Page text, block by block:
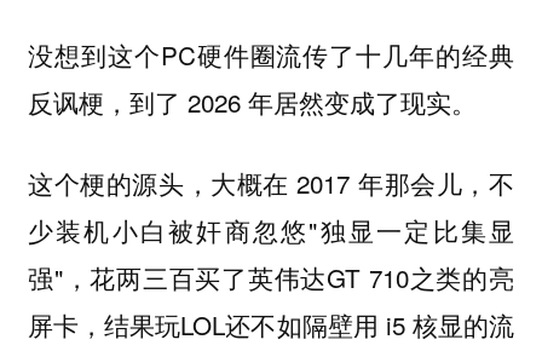
没想到这个PC硬件圈流传了十几年的经典
反讽梗，到了 2026 年居然变成了现实。
这个梗的源头，大概在 2017 年那会儿，不
少装机小白被奸商忽悠"独显一定比集显
强"，花两三百买了英伟达GT 710之类的亮
屏卡，结果玩LOL还不如隔壁用 i5 核显的流